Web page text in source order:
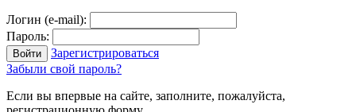
Логин (e-mail):
Пароль:
Зарегистрироваться
Забыли свой пароль?
Если вы впервые на сайте, заполните, пожалуйста,